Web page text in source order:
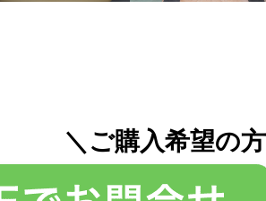
＼ご購入希望の